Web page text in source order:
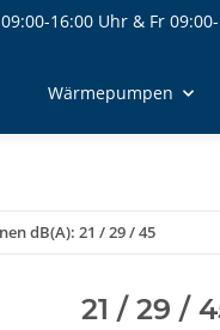
16:00 Uhr & Fr
Wärmepumpen
dB(A): 21 / 29 / 45
21 / 29 /